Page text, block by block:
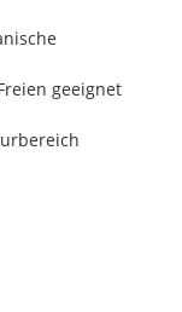
geeignet